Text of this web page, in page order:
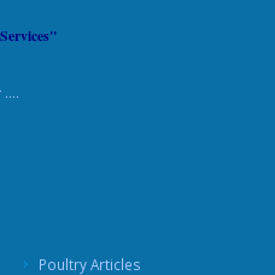
....
Poultry Articles